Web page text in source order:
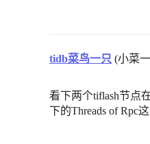
tidb菜鸟一只 (小菜
看下两个tiflash节点
下的Threads of Rpc